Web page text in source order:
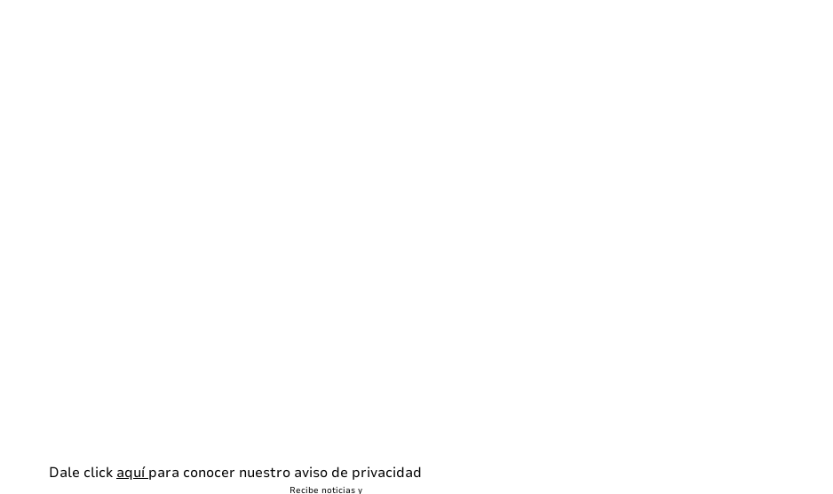
Dale click aquípara conocer nuestro aviso de privacidad
Recibe noticias y